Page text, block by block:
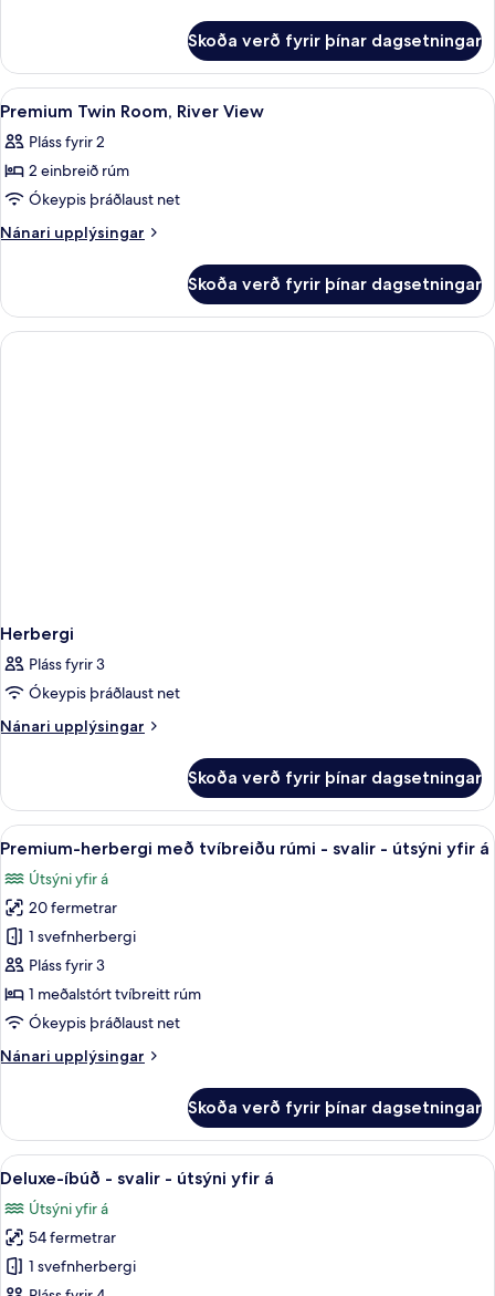
View
Twin
Room,
City
Skoða verð fyrir þínar dagsetningar
Skoða
allar
myndir
fyrir
Premium
Twin
View
1 svefnherbergi, ofnæmisprófaður
6
Premium Twin Room, River View
Pláss fyrir 2
2 einbreið rúm
Ókeypis þráðlaust net
Nánari upplýsingar
Nánari
Twin
Room,
River
Skoða verð fyrir þínar dagsetningar
Herbergi
Pláss fyrir 3
Ókeypis þráðlaust net
Nánari upplýsingar
Nánari
Skoða verð fyrir þínar dagsetningar
Skoða
allar
myndir
fyrir
Premium-
herbergi
með
tvíbreiðu
-
útsýni
yfir
á
Premium-herbergi með tvíbreiðu
5
Premium-herbergi með tvíbreiðu rúmi - svalir - útsýni yfir á
Útsýni yfir á
20 fermetrar
1 svefnherbergi
Pláss fyrir 3
1 meðalstórt tvíbreitt rúm
Ókeypis þráðlaust net
Nánari upplýsingar
Nánari
herbergi
með
tvíbreiðu
-
svalir
útsýni
Skoða verð fyrir þínar dagsetningar
Skoða
allar
myndir
fyrir
Deluxe-
Deluxe-íbúð - svalir - útsýni yfir á |
8
Deluxe-íbúð - svalir - útsýni yfir á
Útsýni yfir á
54 fermetrar
1 svefnherbergi